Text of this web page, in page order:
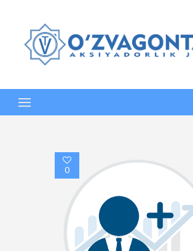
Qidirshish:
0